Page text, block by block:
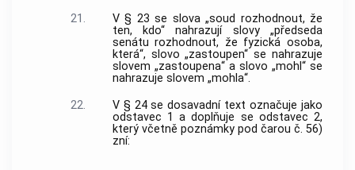
21.
V § 23 se slova „soud rozhodnout, že
ten, kdo“ nahrazují slovy „předseda
senátu rozhodnout, že fyzická osoba,
která“, slovo „zastoupen“ se nahrazuje
slovem „zastoupena“ a slovo „mohl“ se
nahrazuje slovem „mohla“.
22.
V § 24 se dosavadní text označuje jako
odstavec 1 a doplňuje se odstavec 2,
který včetně poznámky pod čarou č. 56)
zní: